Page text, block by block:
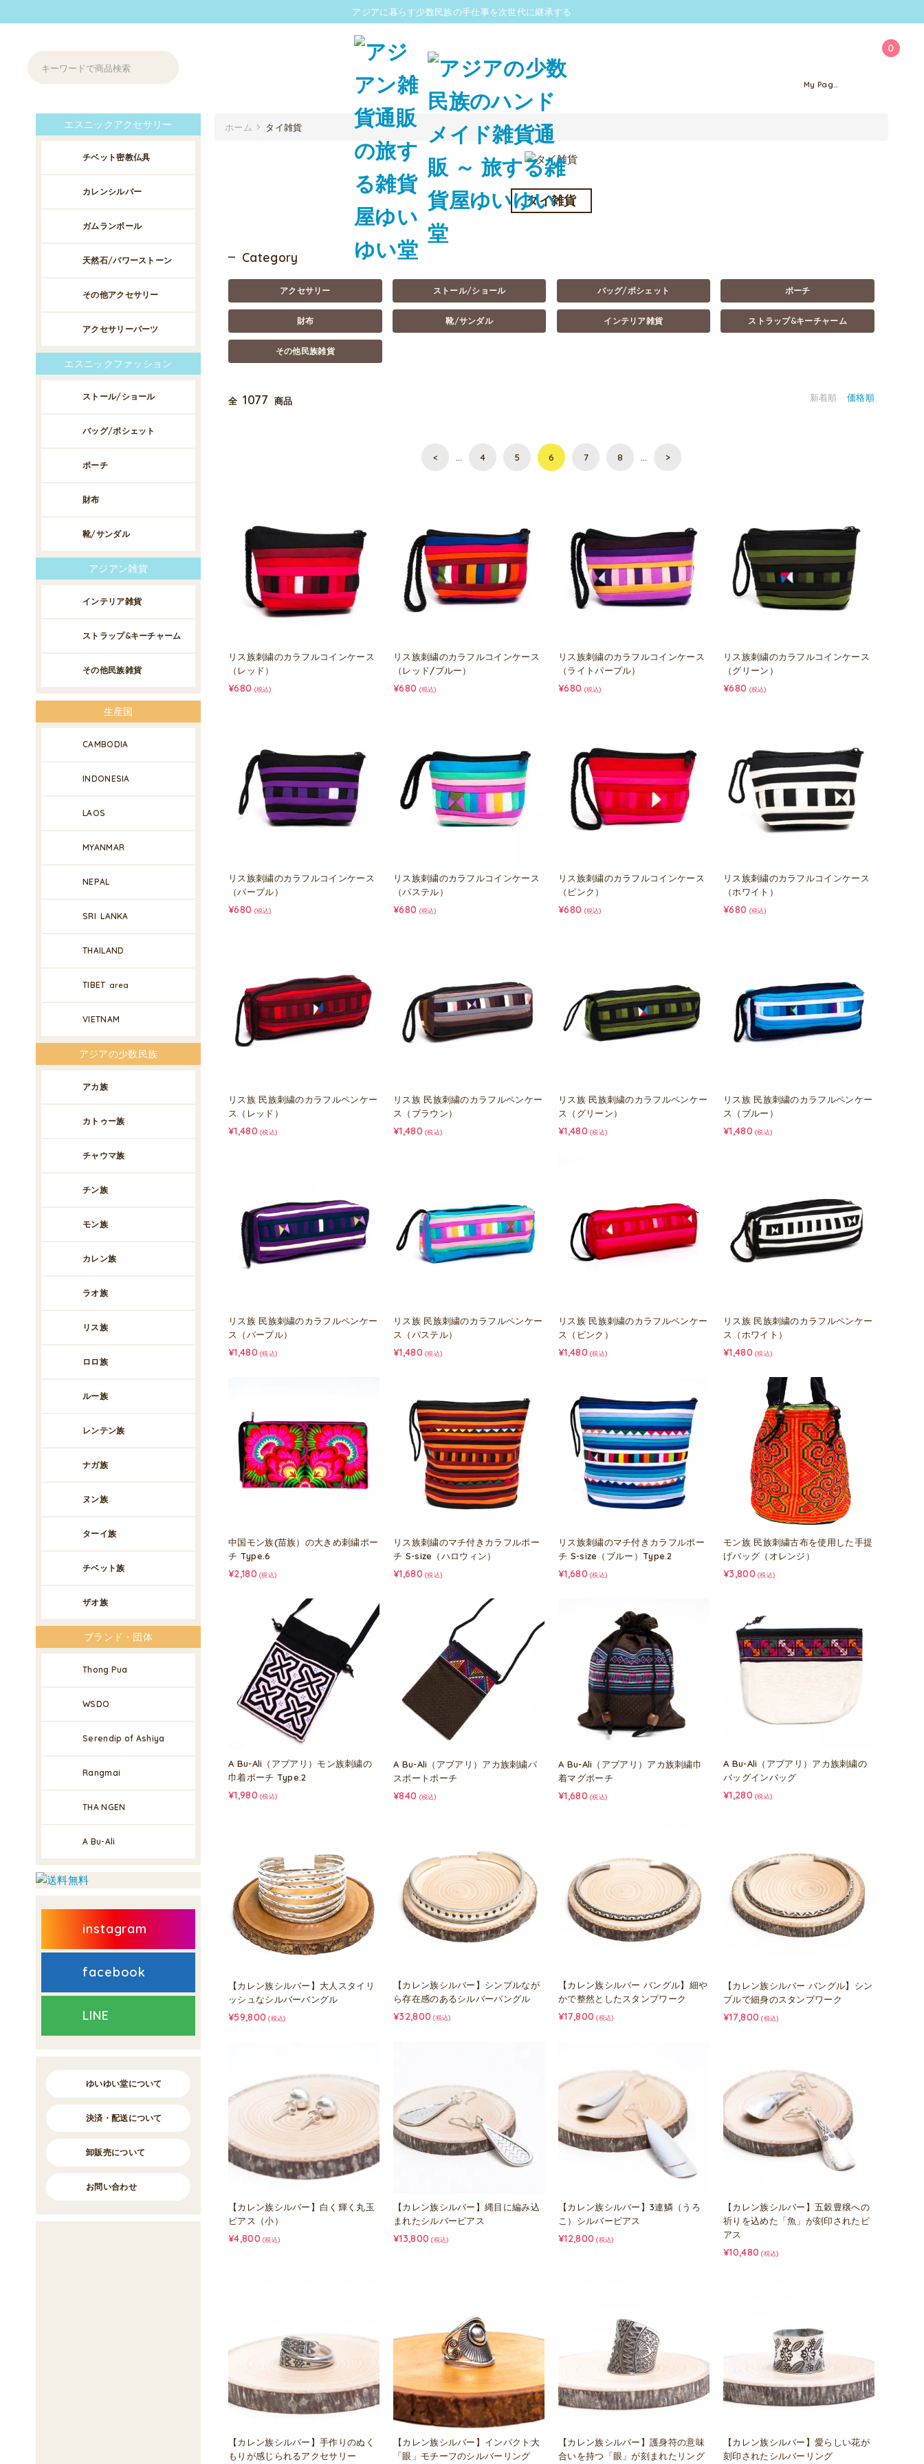
アジアに暮らす少数民族の手仕事を次世代に継承する
0
My Page
ホーム タイ雑貨
タイ雑貨
Category
アクセサリー ストール/ショール バッグ/ポシェット ポーチ
財布 靴/サンダル インテリア雑貨 ストラップ&キーチャーム
その他民族雑貨
全 1077 商品 新着順 価格順
< … 4 5 6 7 8 … >
リス族刺繍のカラフルコインケース
（レッド）
¥680 (税込)
リス族刺繍のカラフルコインケース
（レッド/ブルー）
¥680 (税込)
リス族刺繍のカラフルコインケース
（ライトパープル）
¥680 (税込)
リス族刺繍のカラフルコインケース
（グリーン）
¥680 (税込)
リス族刺繍のカラフルコインケース
（パープル）
¥680 (税込)
リス族刺繍のカラフルコインケース
（パステル）
¥680 (税込)
リス族刺繍のカラフルコインケース
（ピンク）
¥680 (税込)
リス族刺繍のカラフルコインケース
（ホワイト）
¥680 (税込)
リス族 民族刺繍のカラフルペンケー
ス（レッド）
¥1,480 (税込)
リス族 民族刺繍のカラフルペンケー
ス（ブラウン）
¥1,480 (税込)
リス族 民族刺繍のカラフルペンケー
ス（グリーン）
¥1,480 (税込)
リス族 民族刺繍のカラフルペンケー
ス（ブルー）
¥1,480 (税込)
リス族 民族刺繍のカラフルペンケー
ス（パープル）
¥1,480 (税込)
リス族 民族刺繍のカラフルペンケー
ス（パステル）
¥1,480 (税込)
リス族 民族刺繍のカラフルペンケー
ス（ピンク）
¥1,480 (税込)
リス族 民族刺繍のカラフルペンケー
ス（ホワイト）
¥1,480 (税込)
中国モン族(苗族）の大きめ刺繍ポー
チ Type.6
¥2,180 (税込)
リス族刺繍のマチ付きカラフルポー
チ S-size（ハロウィン）
¥1,680 (税込)
リス族刺繍のマチ付きカラフルポー
チ S-size（ブルー）Type.2
¥1,680 (税込)
モン族 民族刺繍古布を使用した手提
げバッグ（オレンジ）
¥3,800 (税込)
A Bu-Ali（アブアリ）モン族刺繍の
巾着ポーチ Type.2
¥1,980 (税込)
A Bu-Ali（アブアリ）アカ族刺繍パ
スポートポーチ
¥840 (税込)
A Bu-Ali（アブアリ）アカ族刺繍巾
着マグポーチ
¥1,680 (税込)
A Bu-Ali（アブアリ）アカ族刺繍の
バッグインバッグ
¥1,280 (税込)
【カレン族シルバー】大人スタイリ
ッシュなシルバーバングル
¥59,800 (税込)
【カレン族シルバー】シンプルなが
ら存在感のあるシルバーバングル
¥32,800 (税込)
【カレン族シルバー バングル】細や
かで整然としたスタンプワーク
¥17,800 (税込)
【カレン族シルバー バングル】シン
プルで細身のスタンプワーク
¥17,800 (税込)
【カレン族シルバー】白く輝く丸玉
ピアス（小）
¥4,800 (税込)
【カレン族シルバー】縄目に編み込
まれたシルバーピアス
¥13,800 (税込)
【カレン族シルバー】3連鱗（うろ
こ）シルバーピアス
¥12,800 (税込)
【カレン族シルバー】五穀豊穣への
祈りを込めた「魚」が刻印されたピ
アス
¥10,480 (税込)
【カレン族シルバー】手作りのぬく
もりが感じられるアクセサリー
【カレン族シルバー】インパクト大
「眼」モチーフのシルバーリング
【カレン族シルバー】護身符の意味
合いを持つ「眼」が刻まれたリング
【カレン族シルバー】愛らしい花が
刻印されたシルバーリング
エスニックアクセサリー
チベット密教仏具
カレンシルバー
ガムランボール
天然石/パワーストーン
その他アクセサリー
アクセサリーパーツ
エスニックファッション
ストール/ショール
バッグ/ポシェット
ポーチ
財布
靴/サンダル
アジアン雑貨
インテリア雑貨
ストラップ&キーチャーム
その他民族雑貨
生産国
CAMBODIA
INDONESIA
LAOS
MYANMAR
NEPAL
SRI LANKA
THAILAND
TIBET area
VIETNAM
アジアの少数民族
アカ族
カトゥー族
チャウマ族
チン族
モン族
カレン族
ラオ族
リス族
ロロ族
ルー族
レンテン族
ナガ族
ヌン族
ターイ族
チベット族
ザオ族
ブランド・団体
Thong Pua
WSDO
Serendip of Ashiya
Rangmai
THA NGEN
A Bu-Ali
instagram
facebook
LINE
ゆいゆい堂について
決済・配送について
卸販売について
お問い合わせ